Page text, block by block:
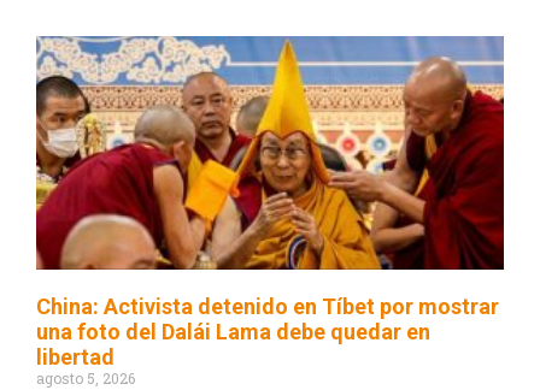
China: Activista detenido en Tíbet por mostrar
una foto del Dalái Lama debe quedar en
libertad
agosto 5, 2026